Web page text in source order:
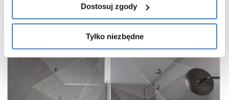
Dostosuj zgody
Tylko niezbędne